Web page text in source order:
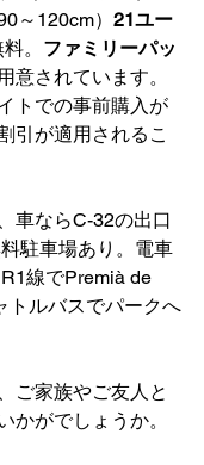
～120cm） 21ユー
。 ファミリーパッ
意されています。
トでの事前購入が
引が適用されるこ
車ならC-32の出口
駐車場あり。電車
線でPremià de
トルバスでパークへ
ご家族やご友人と
かがでしょうか。